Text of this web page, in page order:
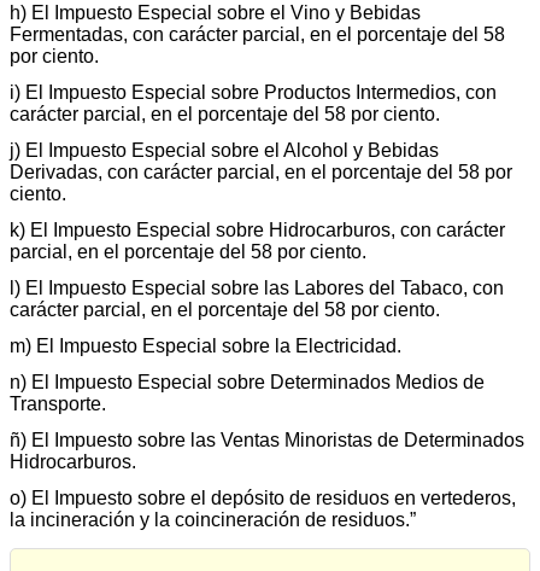
h) El Impuesto Especial sobre el Vino y Bebidas
Fermentadas, con carácter parcial, en el porcentaje del 58
por ciento.
i) El Impuesto Especial sobre Productos Intermedios, con
carácter parcial, en el porcentaje del 58 por ciento.
j) El Impuesto Especial sobre el Alcohol y Bebidas
Derivadas, con carácter parcial, en el porcentaje del 58 por
ciento.
k) El Impuesto Especial sobre Hidrocarburos, con carácter
parcial, en el porcentaje del 58 por ciento.
l) El Impuesto Especial sobre las Labores del Tabaco, con
carácter parcial, en el porcentaje del 58 por ciento.
m) El Impuesto Especial sobre la Electricidad.
n) El Impuesto Especial sobre Determinados Medios de
Transporte.
ñ) El Impuesto sobre las Ventas Minoristas de Determinados
Hidrocarburos.
o) El Impuesto sobre el depósito de residuos en vertederos,
la incineración y la coincineración de residuos.”